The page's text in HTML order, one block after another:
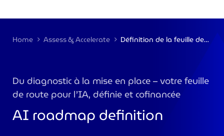
Home Assess & Accelerate Définition de la feuille de route
Du diagnostic à la mise en place – votre feuille
de route pour l’IA, définie et cofinancée
AI roadmap definition